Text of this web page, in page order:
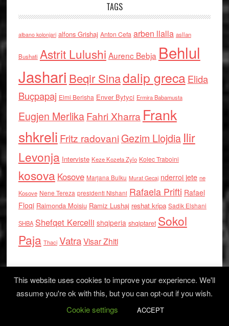
TAGS
albano kolonjari alfons Grishaj Anton Cefa arben llalla asllan
Bushati Astrit Lulushi Aurenc Bebja Behlul
Jashari Beqir Sinadalip grecaElida
Buçpapaj Elmi Berisha Enver Bytyci Ermira Babamusta
Eugjen MerlikaFahri Xharra Frank
shkreli Fritz radovaniGezim Llojdia Ilir
Levonja Interviste Keze Kozeta Zylo Kolec Traboini
kosova Kosove Marjana Bulku Murat Gecaj nderroi jete ne
Kosove Nene Tereza presidenti Nishani Rafaela Prifti Rafael
Floqi Raimonda Moisiu Ramiz Lushaj reshat kripa Sadik Elshani
SHBA Shefqet Kercelli shqiperia shqiptaret Sokol
Paja Thaci VatraVisar Zhiti
Log in
This website uses cookies to improve your experience. We'll
assume you're ok with this, but you can opt-out if you wish.
Cookie settings
ACCEPT